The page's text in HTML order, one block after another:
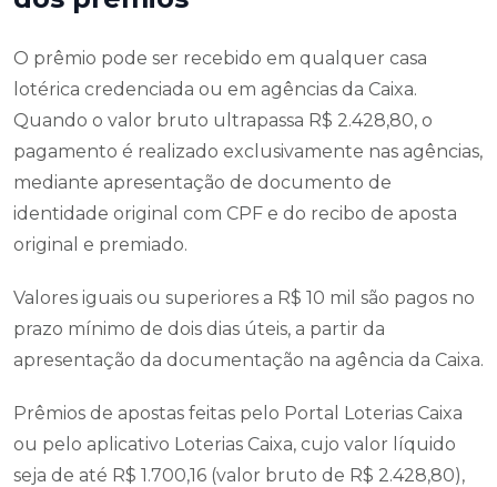
O prêmio pode ser recebido em qualquer casa
lotérica credenciada ou em agências da Caixa.
Quando o valor bruto ultrapassa R$ 2.428,80, o
pagamento é realizado exclusivamente nas agências,
mediante apresentação de documento de
identidade original com CPF e do recibo de aposta
original e premiado.
Valores iguais ou superiores a R$ 10 mil são pagos no
prazo mínimo de dois dias úteis, a partir da
apresentação da documentação na agência da Caixa.
Prêmios de apostas feitas pelo Portal Loterias Caixa
ou pelo aplicativo Loterias Caixa, cujo valor líquido
seja de até R$ 1.700,16 (valor bruto de R$ 2.428,80),